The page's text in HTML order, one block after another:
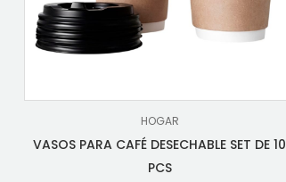
HOGAR
VASOS PARA CAFÉ DESECHABLE SET DE 10
PCS